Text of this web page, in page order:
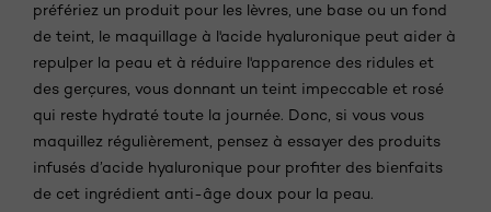
préfériez un produit pour les lèvres, une base ou un fond
de teint, le maquillage à l'acide hyaluronique peut aider à
repulper la peau et à réduire l'apparence des ridules et
des gerçures, vous donnant un teint impeccable et rosé
qui reste hydraté toute la journée. Donc, si vous vous
maquillez régulièrement, pensez à essayer des produits
infusés d’acide hyaluronique pour profiter des bienfaits
de cet ingrédient anti-âge doux pour la peau.